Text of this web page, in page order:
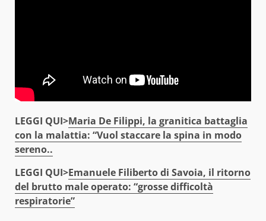
LEGGI QUI>Maria De Filippi, la granitica battaglia
con la malattia: “Vuol staccare la spina in modo
sereno..
LEGGI QUI>Emanuele Filiberto di Savoia, il ritorno
del brutto male operato: “grosse difficoltà
respiratorie”